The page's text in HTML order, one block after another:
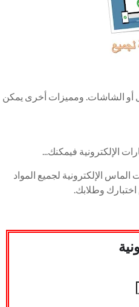
أو الشاشات. ومميزات أخرى يمكن
الإلكترونية فيمكنك...
الإلكترونية لجميع المواد
وطلابك.